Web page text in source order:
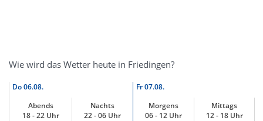
Wie wird das Wetter heute in Friedingen?
Do06.08. Fr07.08.
Abends
18 - 22 Uhr
Nachts
22 - 06 Uhr
Morgens
06 - 12 Uhr
Mittags
12 - 18 Uhr